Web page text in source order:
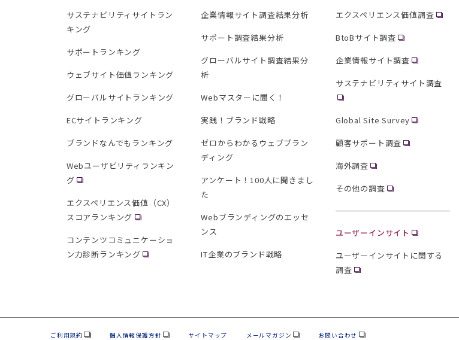
サステナビリティサイトラン
キング
サポートランキング
ウェブサイト価値ランキング
グローバルサイトランキング
ECサイトランキング
ブランドなんでもランキング
Webユーザビリティランキン
グ
エクスペリエンス価値（CX）
スコアランキング
コンテンツコミュニケーショ
ン力診断ランキング
企業情報サイト調査結果分析
サポート調査結果分析
グローバルサイト調査結果分
析
Webマスターに聞く！
実践！ブランド戦略
ゼロからわかるウェブブラン
ディング
アンケート！100人に聞きまし
た
Webブランディングのエッセ
ンス
IT企業のブランド戦略
エクスペリエンス価値調査
BtoBサイト調査
企業情報サイト調査
サステナビリティサイト調査
Global Site Survey
顧客サポート調査
海外調査
その他の調査
ユーザーインサイト
ユーザーインサイトに関する
調査
ご利用規約 個人情報保護方針 サイトマップ メールマガジン お問い合わせ